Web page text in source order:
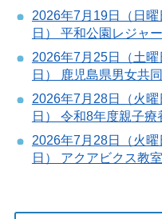
2026年7月19日（日
日） 平和公園レジャ
2026年7月25日（土
日） 鹿児島県男女共
2026年7月28日（火
日） 令和8年度親子療
2026年7月28日（火
日） アクアビクス教室